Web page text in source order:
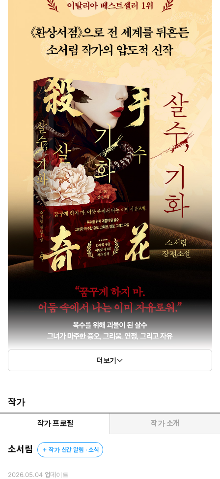
더보기
작가
작가 프로필 작가 소개
소서림 작가 신간 알림 · 소식
2026.05.04업데이트